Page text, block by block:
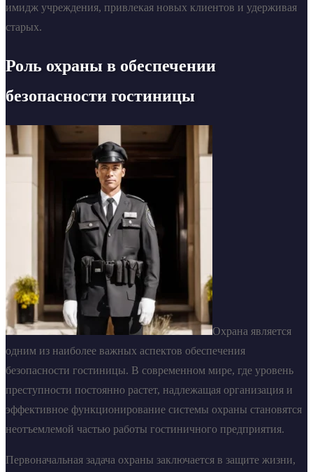
имидж учреждения, привлекая новых клиентов и удерживая
старых.
Роль охраны в обеспечении
безопасности гостиницы
Охрана является
одним из наиболее важных аспектов обеспечения
безопасности гостиницы. В современном мире, где уровень
преступности постоянно растет, надлежащая организация и
эффективное функционирование системы охраны становятся
неотъемлемой частью работы гостиничного предприятия.
Первоначальная задача охраны заключается в защите жизни,